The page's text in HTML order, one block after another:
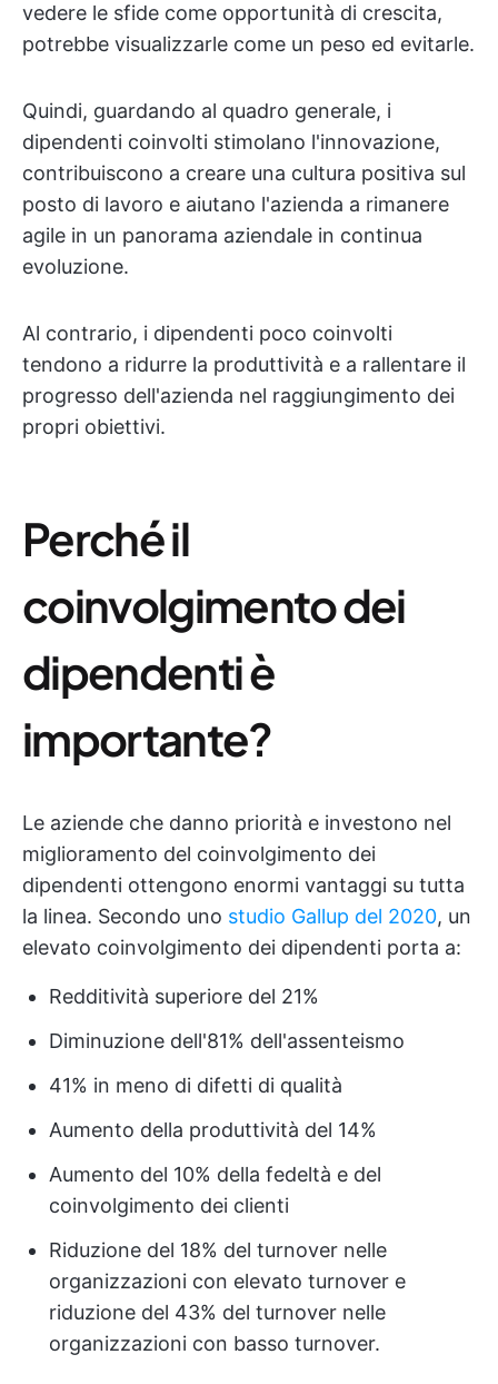
vedere le sfide come opportunità di crescita,
potrebbe visualizzarle come un peso ed evitarle.
Quindi, guardando al quadro generale, i
dipendenti coinvolti stimolano l'innovazione,
contribuiscono a creare una cultura positiva sul
posto di lavoro e aiutano l'azienda a rimanere
agile in un panorama aziendale in continua
evoluzione.
Al contrario, i dipendenti poco coinvolti
tendono a ridurre la produttività e a rallentare il
progresso dell'azienda nel raggiungimento dei
propri obiettivi.
Perché il
coinvolgimento dei
dipendenti è
importante?
Le aziende che danno priorità e investono nel
miglioramento del coinvolgimento dei
dipendenti ottengono enormi vantaggi su tutta
la linea. Secondo uno studio Gallup del 2020, un
elevato coinvolgimento dei dipendenti porta a:
Redditività superiore del 21%
Diminuzione dell'81% dell'assenteismo
41% in meno di difetti di qualità
Aumento della produttività del 14%
Aumento del 10% della fedeltà e del
coinvolgimento dei clienti
Riduzione del 18% del turnover nelle
organizzazioni con elevato turnover e
riduzione del 43% del turnover nelle
organizzazioni con basso turnover.